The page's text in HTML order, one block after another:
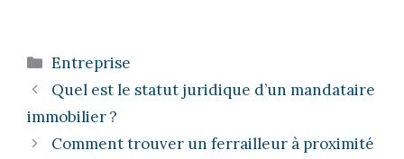
Catégories
Entreprise
Quel est le statut juridique d’un mandataire
immobilier ?
Comment trouver un ferrailleur à proximité